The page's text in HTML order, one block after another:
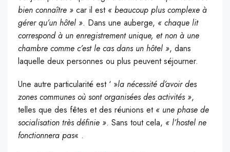
bien connaître » car il est « beaucoup plus complexe à
gérer qu’un hôtel ». Dans une auberge, « chaque lit
correspond à un enregistrement unique, et non à une
chambre comme c’est le cas dans un hôtel », dans
laquelle deux personnes ou plus peuvent séjourner.
Une autre particularité est ‘ »la nécessité d’avoir des
zones communes où sont organisées des activités »,
telles que des fêtes et des réunions et « une phase de
socialisation très définie ». Sans tout cela, « l’hostel ne
fonctionnera pas« .